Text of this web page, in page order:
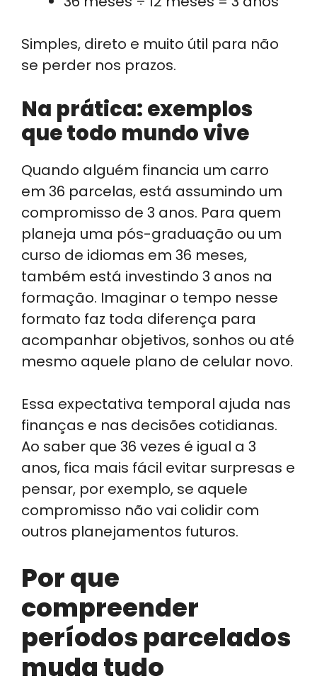
Simples, direto e muito útil para não
se perder nos prazos.
Na prática: exemplos
que todo mundo vive
Quando alguém financia um carro
em 36 parcelas, está assumindo um
compromisso de 3 anos. Para quem
planeja uma pós-graduação ou um
curso de idiomas em 36 meses,
também está investindo 3 anos na
formação. Imaginar o tempo nesse
formato faz toda diferença para
acompanhar objetivos, sonhos ou até
mesmo aquele plano de celular novo.
Essa expectativa temporal ajuda nas
finanças e nas decisões cotidianas.
Ao saber que 36 vezes é igual a 3
anos, fica mais fácil evitar surpresas e
pensar, por exemplo, se aquele
compromisso não vai colidir com
outros planejamentos futuros.
Por que
compreender
períodos parcelados
muda tudo